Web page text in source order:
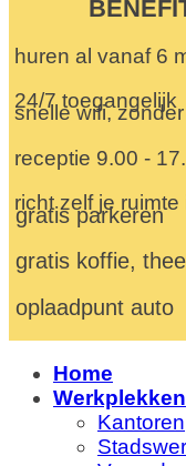
huren al vanaf 6
24/7 toegangelijk
snelle wifi,
receptie 9.00 -
richt zelf je ruimte
gratis parkeren
gratis koffie,
oplaadpunt auto
Home
Werkplekken
Kantoren